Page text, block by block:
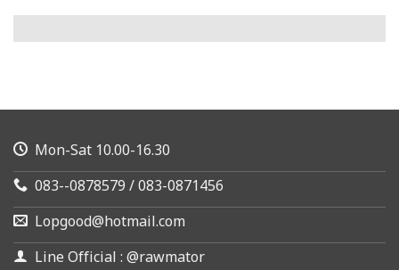
Mon-Sat 10.00-16.30
083--0878579 / 083-0871456
Lopgood@hotmail.com
Line Official : @rawmator